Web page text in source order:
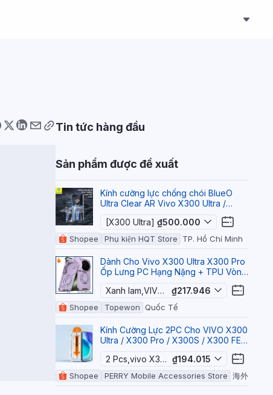
Tin tức hàng đầu
Sản phẩm được đề xuất
Kính cường lực chống chói BlueO
Ultra Clear AR Vivo X300 Ultra /
[X300 Ultra] ₫500.000
Shopee Phụ kiện HQT Store TP. Hồ Chí Minh
Dành Cho Vivo X300 Ultra X300 Pro
Ốp Lưng PC Hạng Nặng + TPU Vòng
Cho
Xanh lam,VIVO X300 Ultra ₫217.946
Shopee Topewon Quốc Tế
Kính Cường Lực 2PC Cho VIVO X300
Ultra / X300 Pro / X300S / X300 FE
2 Pcs,vivo X300 ₫194.015
Shopee PERRY Mobile Accessories Store 海外